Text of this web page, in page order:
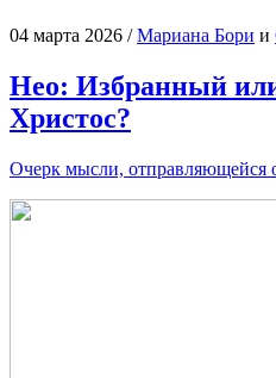
04 марта 2026 /Мариана Бори и
Нео: Избранный
Христос?
Очерк мыс­ли, отправ­ля­ю­щей­ся